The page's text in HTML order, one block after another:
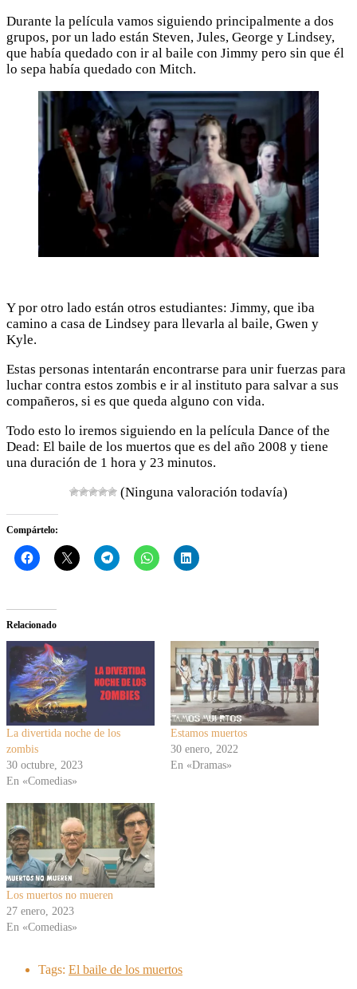
Durante la película vamos siguiendo principalmente a dos
grupos, por un lado están Steven, Jules, George y Lindsey,
que había quedado con ir al baile con Jimmy pero sin que él
lo sepa había quedado con Mitch.
Y por otro lado están otros estudiantes: Jimmy, que iba
camino a casa de Lindsey para llevarla al baile, Gwen y
Kyle.
Estas personas intentarán encontrarse para unir fuerzas para
luchar contra estos zombis e ir al instituto para salvar a sus
compañeros, si es que queda alguno con vida.
Todo esto lo iremos siguiendo en la película Dance of the
Dead: El baile de los muertos que es del año 2008 y tiene
una duración de 1 hora y 23 minutos.
(Ninguna valoración todavía)
Compártelo:
Relacionado
La divertida noche de los
zombis
30 octubre, 2023
En «Comedias»
Estamos muertos
30 enero, 2022
En «Dramas»
Los muertos no mueren
27 enero, 2023
En «Comedias»
Tags: El baile de los muertos